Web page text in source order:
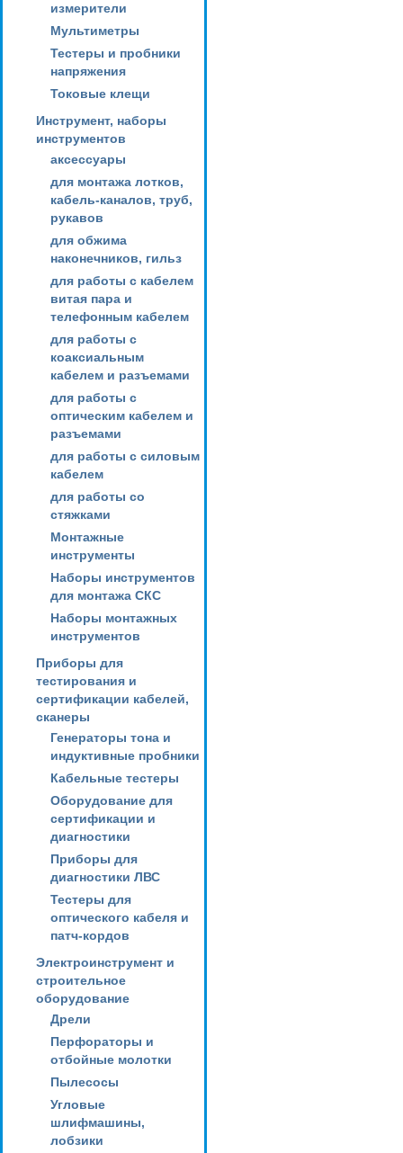
измерители
Мультиметры
Тестеры и пробники
напряжения
Токовые клещи
Инструмент, наборы
инструментов
аксессуары
для монтажа лотков,
кабель-каналов, труб,
рукавов
для обжима
наконечников, гильз
для работы с кабелем
витая пара и
телефонным кабелем
для работы с
коаксиальным
кабелем и разъемами
для работы с
оптическим кабелем и
разъемами
для работы с силовым
кабелем
для работы со
стяжками
Монтажные
инструменты
Наборы инструментов
для монтажа СКС
Наборы монтажных
инструментов
Приборы для
тестирования и
сертификации кабелей,
сканеры
Генераторы тона и
индуктивные пробники
Кабельные тестеры
Оборудование для
сертификации и
диагностики
Приборы для
диагностики ЛВС
Тестеры для
оптического кабеля и
патч-кордов
Электроинструмент и
строительное
оборудование
Дрели
Перфораторы и
отбойные молотки
Пылесосы
Угловые
шлифмашины,
лобзики